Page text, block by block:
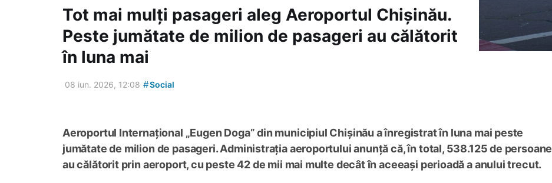
Tot mai mulți pasageri aleg Aeroportul Chișinău.
Peste jumătate de milion de pasageri au călătorit
în luna mai
08 iun. 2026, 12:08 #Social
Aeroportul Internațional „Eugen Doga” din municipiul Chișinău a înregistrat în luna mai peste
jumătate de milion de pasageri. Administrația aeroportului anunță că, în total, 538.125 de persoane
au călătorit prin aeroport, cu peste 42 de mii mai multe decât în aceeași perioadă a anului trecut.